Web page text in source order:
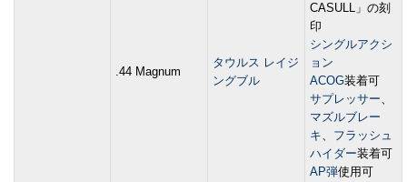
.44 Magnum
タウルス レイジ
ングブル
CASULL」の刻
印
シングルアクシ
ョン
ACOG装着可
サプレッサー、
マズルブレー
キ、 フラッシュ
ハイダー装着可
AP弾使用可